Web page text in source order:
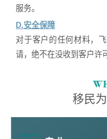
服务。
D.安全保障
对于客户的任何材料，
请，绝不在没收到客户许
移民